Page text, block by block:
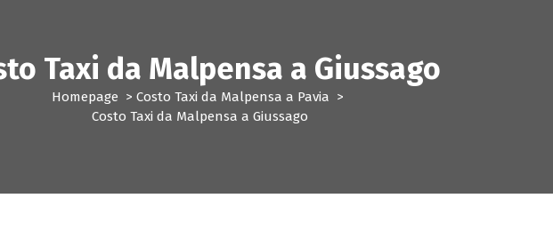
Taxi da Malpensa a Giussago
Homepage > Costo Taxi da Malpensa a Pavia >
Costo Taxi da Malpensa a Giussago